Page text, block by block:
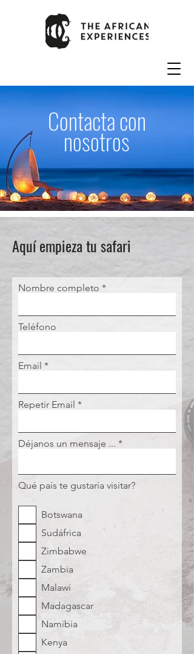
Contacta con
nosotros
Aquí empieza tu safari
Nombre completo
Teléfono
Email
Repetir Email
Déjanos un mensaje ...
Qué país te gustaría visitar?
Botswana
Sudáfrica
Zimbabwe
Zambia
Malawi
Madagascar
Namibia
Kenya